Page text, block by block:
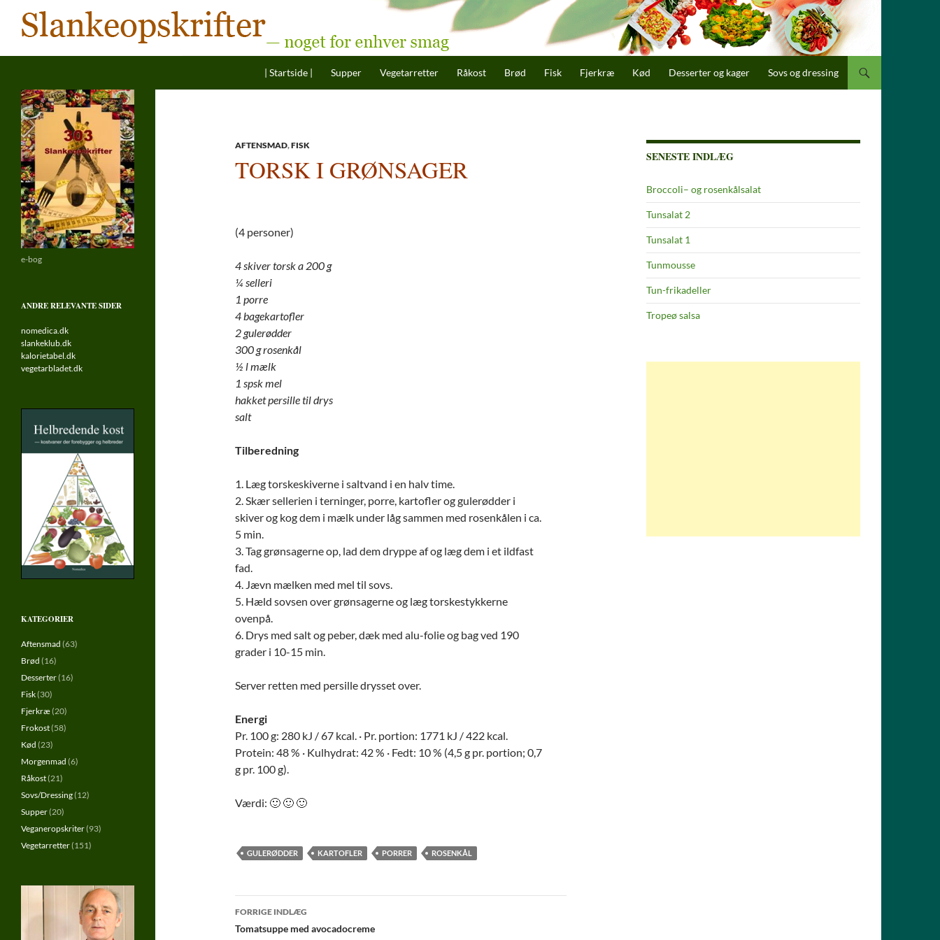
| Startside |
Supper Vegetarretter Råkost Brød Fisk Fjerkræ Kød Desserter og kager Sovs og dressing
AFTENSMAD,FISK
TORSK I GRØNSAGER
(4 personer)
4 skiver torsk a 200 g
¼ selleri
1 porre
4 bagekartofler
2 gulerødder
300 g rosenkål
½ l mælk
1 spsk mel
hakket persille til drys
salt
Tilberedning
1. Læg torskeskiverne i saltvand i en halv time.
2. Skær sellerien i terninger, porre, kartofler og gulerødder i
skiver og kog dem i mælk under låg sammen med rosenkålen i ca.
5 min.
3. Tag grønsagerne op, lad dem dryppe af og læg dem i et ildfast
fad.
4. Jævn mælken med mel til sovs.
5. Hæld sovsen over grønsagerne og læg torskestykkerne
ovenpå.
6. Drys med salt og peber, dæk med alu-folie og bag ved 190
grader i 10-15 min.
Server retten med persille drysset over.
Energi
Pr. 100 g: 280 kJ / 67 kcal. · Pr. portion: 1771 kJ / 422 kcal.
Protein: 48 % · Kulhydrat: 42 % · Fedt: 10 % (4,5 g pr. portion; 0,7
g pr. 100 g).
Værdi: 🙂 🙂 🙂
GULERØDDER KARTOFLER PORRER ROSENKÅL
Indlægsnavigation
FORRIGE INDLÆG
Tomatsuppe med avocadocreme
SENESTE INDLÆG
Broccoli– og rosenkålsalat
Tunsalat 2
Tunsalat 1
Tunmousse
Tun-frikadeller
Tropeø salsa
— noget for enhver smag
e-bog
ANDRE RELEVANTE SIDER
nomedica.dk
slankeklub.dk
kalorietabel.dk
vegetarbladet.dk
KATEGORIER
Aftensmad (63)
Brød (16)
Desserter(16)
Fisk(30)
Fjerkræ(20)
Frokost(58)
Kød (23)
Morgenmad (6)
Råkost(21)
Sovs/Dressing(12)
Supper(20)
Veganeropskriter(93)
Vegetarretter(151)